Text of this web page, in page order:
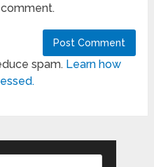
spam. Learn how